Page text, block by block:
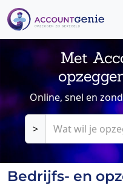
Met
Online, snel en
>
Bedrijfs- en